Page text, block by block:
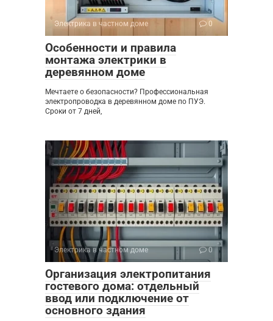
Электрика в частном доме 0
Особенности и правила
монтажа электрики в
деревянном доме
Мечтаете о безопасности? Профессиональная
электропроводка в деревянном доме по ПУЭ.
Сроки от 7 дней,
Электрика в частном доме 0
Организация электропитания
гостевого дома: отдельный
ввод или подключение от
основного здания